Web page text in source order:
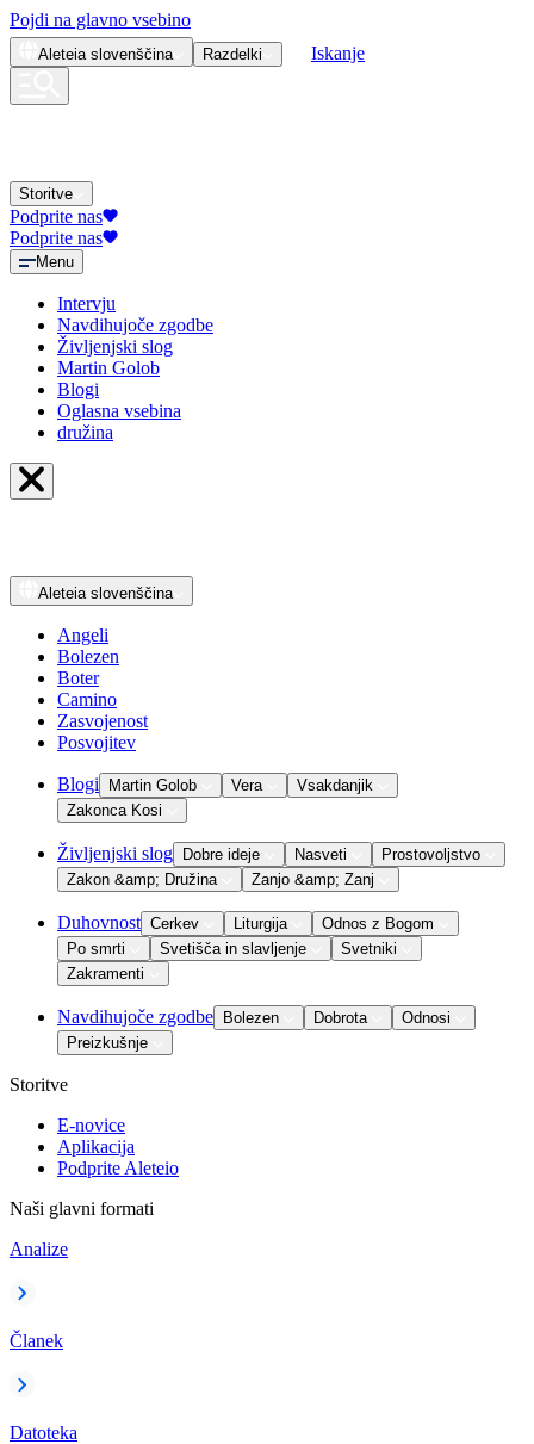
Pojdi na glavno vsebino
Aleteia slovenščina Razdelki Iskanje
Storitve
Podprite nas
Podprite nas
Menu
Intervju
Navdihujoče zgodbe
Življenjski slog
Martin Golob
Blogi
Oglasna vsebina
družina
Aleteia slovenščina
Angeli
Bolezen
Boter
Camino
Zasvojenost
Posvojitev
Blogi Martin Golob Vera
Vsakdanjik
Zakonca Kosi
Življenjski slog Dobre ideje Nasveti
Prostovoljstvo
Zakon &amp; Družina
Zanjo &amp; Zanj
Duhovnost Cerkev Liturgija
Odnos z Bogom
Po smrti
Svetišča in slavljenje
Svetniki
Zakramenti
Navdihujoče zgodbe Bolezen Dobrota
Odnosi
Preizkušnje
Storitve
E-novice
Aplikacija
Podprite Aleteio
Naši glavni formati
Analize
Članek
Datoteka